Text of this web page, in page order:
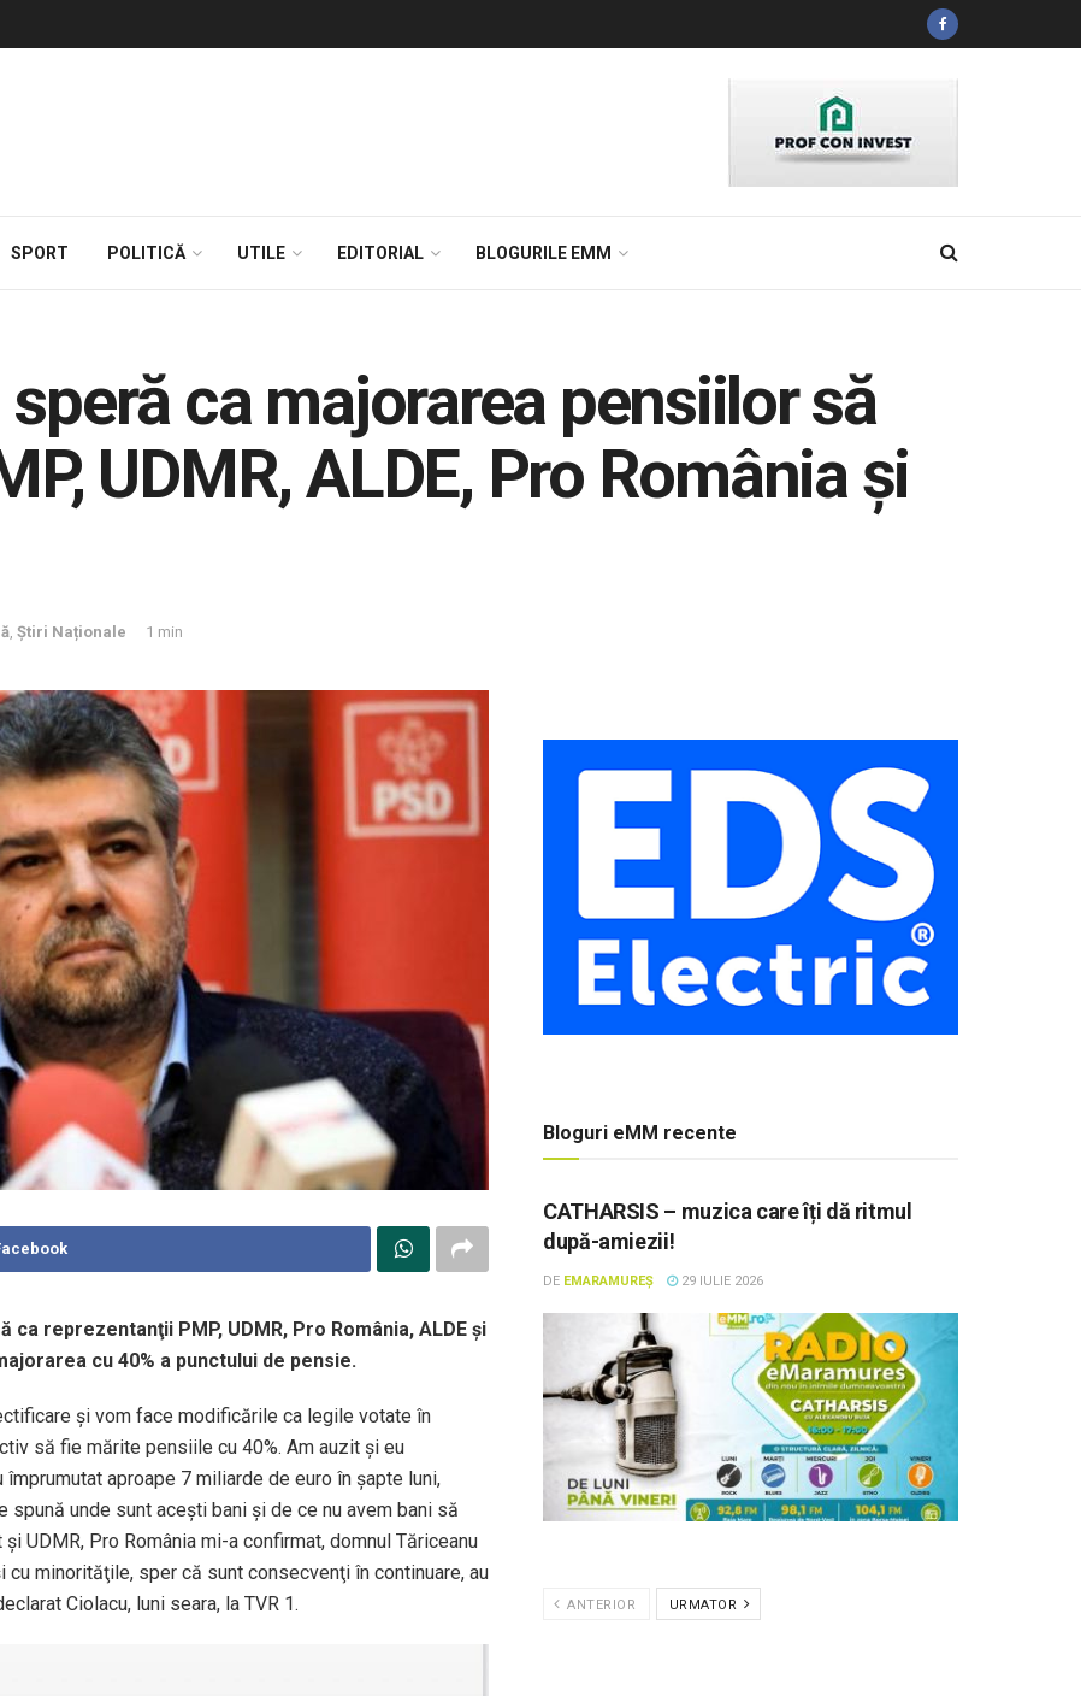
SPORT POLITICĂ UTILE EDITORIAL BLOGURILE EMM
ca majorarea pensiilor să
UDMR, ALDE, Pro România și
, Știri Naționale 1 min
reprezentanţii PMP, UDMR, Pro România, ALDE şi
cu 40% a punctului de pensie.
şi vom face modificările ca legile votate în
să fie mărite pensiile cu 40%. Am auzit şi eu
aproape 7 miliarde de euro în şapte luni,
unde sunt aceşti bani şi de ce nu avem bani să
UDMR, Pro România mi-a confirmat, domnul Tăriceanu
minorităţile, sper că sunt consecvenţi în continuare, au
Ciolacu, luni seara, la TVR 1.
Bloguri eMM recente
CATHARSIS – muzica care îți dă ritmul
după-amiezii!
DE EMARAMUREȘ 29 IULIE 2026
ANTERIOR URMATOR